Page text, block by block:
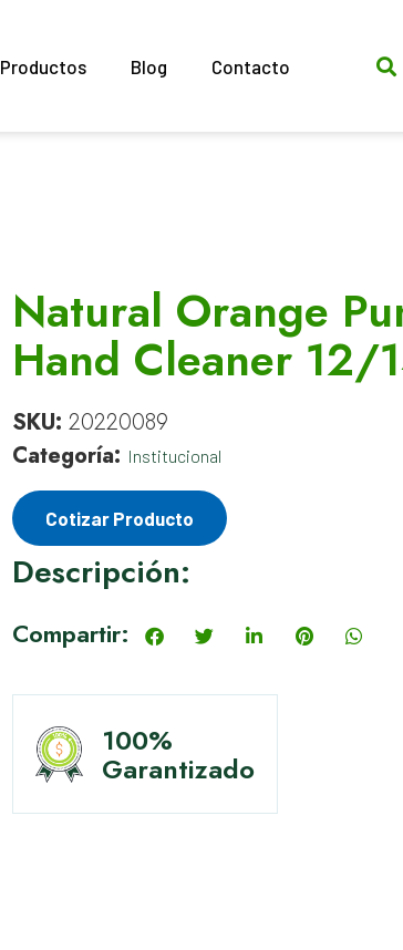
Productos Blog Contacto
Natural Orange
Hand Cleaner 12/
SKU: 20220089
Categoría: Institucional
Cotizar Producto
Descripción:
Compartir:
100%
Garantizado